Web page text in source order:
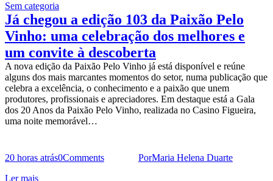
Sem categoria
Já chegou a edição 103 da Paixão Pelo
Vinho: uma celebração dos melhores e
um convite à descoberta
A nova edição da Paixão Pelo Vinho já está disponível e reúne
alguns dos mais marcantes momentos do setor, numa publicação que
celebra a excelência, o conhecimento e a paixão que unem
produtores, profissionais e apreciadores. Em destaque está a Gala
dos 20 Anos da Paixão Pelo Vinho, realizada no Casino Figueira,
uma noite memorável…
20 horas atrás0Comments PorMaria Helena Duarte
Ler mais